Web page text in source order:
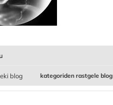
blog kategoriden rastgele